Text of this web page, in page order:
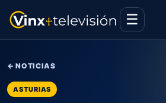
☰
← NOTICIAS
ASTURIAS